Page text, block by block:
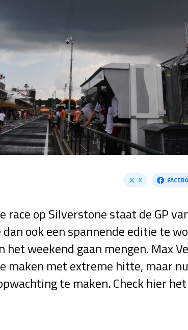
X
race op Silverstone staat de GP
ook een spannende editie te
het weekend gaan mengen. Max
maken met extreme hitte, maar
te maken. Check hier